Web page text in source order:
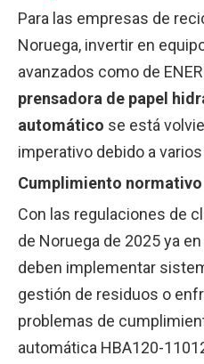
Para las empresas de
Noruega, invertir en
avanzados como de
prensadora de papel
automático se está
imperativo debido a
Cumplimiento normativo
Con las regulaciones de
de Noruega de 2025 ya
deben implementar
gestión de residuos o
problemas de
automática HBA120-